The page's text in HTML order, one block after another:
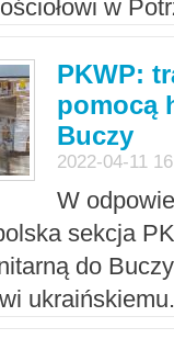
w
PKWP:
pomocą
Buczy
2022-04-11
W
sekcja
do